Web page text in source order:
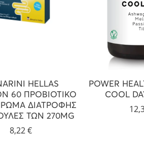
HELLAS
60 ΠΡΟΒΙΟΤΙΚΟ
ΔΙΑΤΡΟΦΗΣ
ΤΩΝ 270MG
8,22€
POWER
COOL